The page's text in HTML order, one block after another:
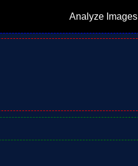
Analyze Images